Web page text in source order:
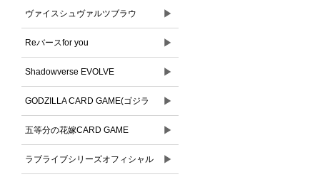
ヴァイスシュヴァルツブラウ ▶
Reバースfor you ▶
Shadowverse EVOLVE ▶
GODZILLA CARD GAME(ゴジラ
カードゲーム)
▶
五等分の花嫁CARD GAME ▶
ラブライブシリーズオフィシャル ▶